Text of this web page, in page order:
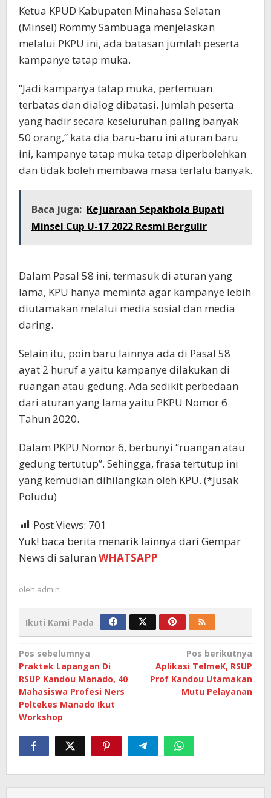
Ketua KPUD Kabupaten Minahasa Selatan
(Minsel) Rommy Sambuaga menjelaskan
melalui PKPU ini, ada batasan jumlah peserta
kampanye tatap muka.
“Jadi kampanya tatap muka, pertemuan
terbatas dan dialog dibatasi. Jumlah peserta
yang hadir secara keseluruhan paling banyak
50 orang,” kata dia baru-baru ini aturan baru
ini, kampanye tatap muka tetap diperbolehkan
dan tidak boleh membawa masa terlalu banyak.
Baca juga: Kejuaraan Sepakbola Bupati
Minsel Cup U-17 2022 Resmi Bergulir
Dalam Pasal 58 ini, termasuk di aturan yang
lama, KPU hanya meminta agar kampanye lebih
diutamakan melalui media sosial dan media
daring.
Selain itu, poin baru lainnya ada di Pasal 58
ayat 2 huruf a yaitu kampanye dilakukan di
ruangan atau gedung. Ada sedikit perbedaan
dari aturan yang lama yaitu PKPU Nomor 6
Tahun 2020.
Dalam PKPU Nomor 6, berbunyi “ruangan atau
gedung tertutup”. Sehingga, frasa tertutup ini
yang kemudian dihilangkan oleh KPU. (*Jusak
Poludu)
Post Views: 701
Yuk! baca berita menarik lainnya dari Gempar
News di saluran WHATSAPP
oleh admin
Ikuti Kami Pada
Navigasi
pos
Pos sebelumnya
Praktek Lapangan Di
RSUP Kandou Manado, 40
Mahasiswa Profesi Ners
Poltekes Manado Ikut
Workshop
Pos berikutnya
Aplikasi TelmeK, RSUP
Prof Kandou Utamakan
Mutu Pelayanan